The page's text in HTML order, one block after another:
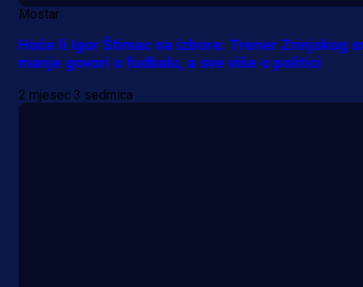
Mostar
Hoće li Igor Štimac na izbore: Trener Zrinjskog
manje govori o fudbalu, a sve više o politici
2 mjesec 3 sedmica